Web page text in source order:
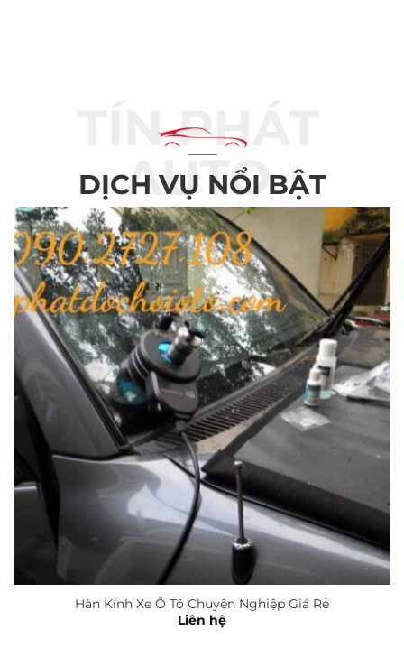
DỊCH VỤ NỔI BẬT
TÍN PHÁT
AUTO
Hàn Kính Xe Ô Tô Chuyên Nghiệp Giá Rẻ
Liên hệ